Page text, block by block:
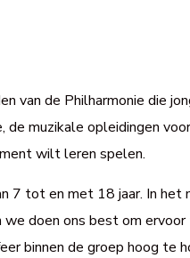
de Philharmonie die
de muzikale opleidingen
wilt leren spelen.
7 tot en met 18 jaar. In
doen ons best om
binnen de groep hoog te